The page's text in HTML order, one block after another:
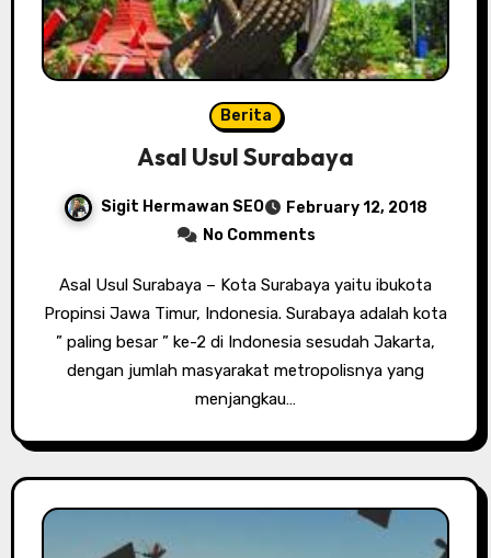
Berita
Asal Usul Surabaya
Sigit Hermawan SEO
February 12, 2018
No Comments
Asal Usul Surabaya – Kota Surabaya yaitu ibukota
Propinsi Jawa Timur, Indonesia. Surabaya adalah kota
” paling besar ” ke-2 di Indonesia sesudah Jakarta,
dengan jumlah masyarakat metropolisnya yang
menjangkau…